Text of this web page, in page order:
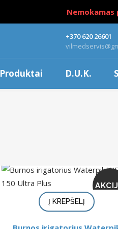
+370 620 26601
Produktai D.U.K.
Į KREPŠELĮ